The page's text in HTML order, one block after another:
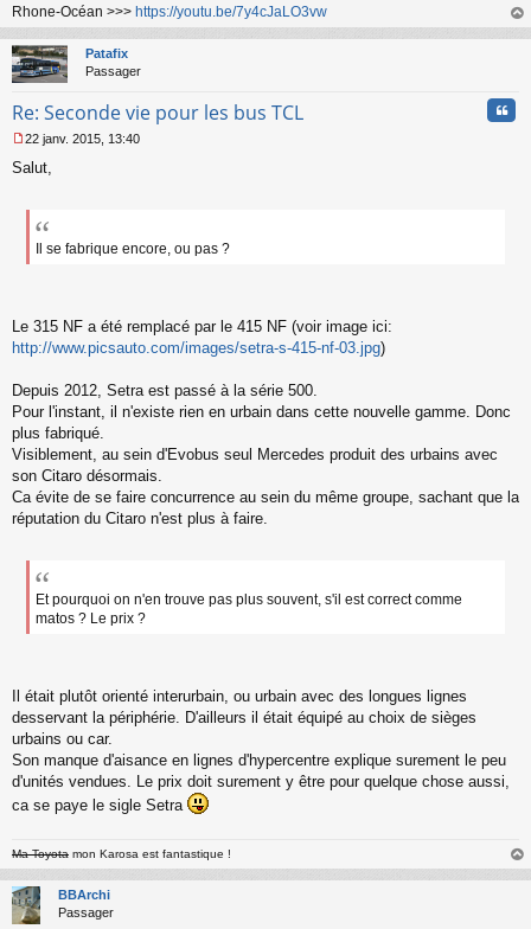
Rhone-Océan >>> https://youtu.be/7y4cJaLO3vw
au
Patafix
Passager
Re: Seconde vie pour les bus TCL
e
l
u
22 janv. 2015, 13:40
Salut,
Il se fabrique encore, ou pas ?
Le 315 NF a été remplacé par le 415 NF (voir image ici:
http://www.picsauto.com/images/setra-s-415-nf-03.jpg)
Depuis 2012, Setra est passé à la série 500.
Pour l'instant, il n'existe rien en urbain dans cette nouvelle gamme. Donc
plus fabriqué.
Visiblement, au sein d'Evobus seul Mercedes produit des urbains avec
son Citaro désormais.
Ca évite de se faire concurrence au sein du même groupe, sachant que la
réputation du Citaro n'est plus à faire.
Et pourquoi on n'en trouve pas plus souvent, s'il est correct comme
matos ? Le prix ?
Il était plutôt orienté interurbain, ou urbain avec des longues lignes
desservant la périphérie. D'ailleurs il était équipé au choix de sièges
urbains ou car.
Son manque d'aisance en lignes d'hypercentre explique surement le peu
d'unités vendues. Le prix doit surement y être pour quelque chose aussi,
ca se paye le sigle Setra
Ma Toyota mon Karosa est fantastique !
au
BBArchi
Passager